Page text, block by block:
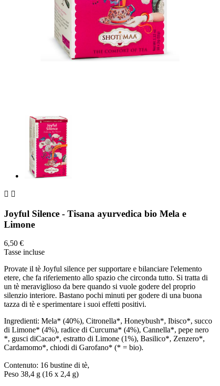
 
Joyful Silence - Tisana ayurvedica bio Mela e
Limone
6,50 €
Tasse incluse
Provate il tè Joyful silence per supportare e bilanciare l'elemento
etere, che fa riferiemento allo spazio che circonda tutto. Si tratta di
un tè meraviglioso da bere quando si vuole godere del proprio
silenzio interiore. Bastano pochi minuti per godere di una buona
tazza di tè e sperimentare i suoi effetti positivi.
Ingredienti: Mela* (40%), Citronella*, Honeybush*, Ibisco*, succo
di Limone* (4%), radice di Curcuma* (4%), Cannella*, pepe nero
*, gusci diCacao*, estratto di Limone (1%), Basilico*, Zenzero*,
Cardamomo*, chiodi di Garofano* (* = bio).
Contenuto: 16 bustine di tè,
Peso 38,4 g (16 x 2,4 g)